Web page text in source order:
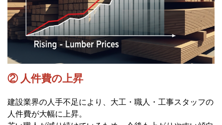
② 人件費の上昇
建設業界の人手不足により、大工・職人・工事スタッフの
人件費が大幅に上昇。